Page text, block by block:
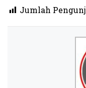
Jumlah